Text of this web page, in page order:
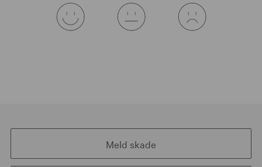
Meld skade